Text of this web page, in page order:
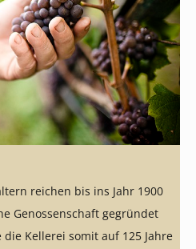
reichen bis ins Jahr 1900
Genossenschaft gegründet
Kellerei somit auf 125 Jahre